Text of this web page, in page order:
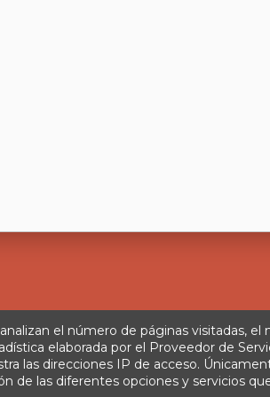
de privacidad Tratamiento de datos
el número de páginas visitadas,
elaborada por el Proveedor de
las direcciones IP de acceso.
de las diferentes opciones y servicios